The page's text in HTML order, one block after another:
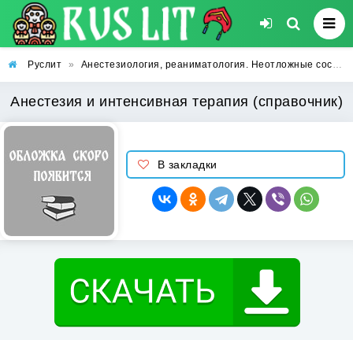
Руслит » Анестезиология, реаниматология. Неотложные состояния и критическая медицина
Анестезия и интенсивная терапия (справочник)
В закладки